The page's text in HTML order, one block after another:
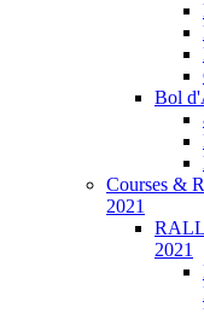
Bol
Courses &
2021
2021